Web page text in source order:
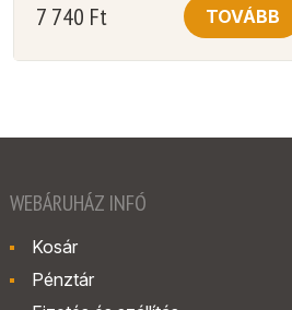
7 740 Ft TOVÁBB
WEBÁRUHÁZ INFÓ
Kosár
Pénztár